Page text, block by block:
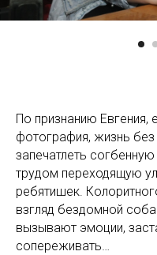
По признанию Евгения,
фотография, жизнь без
запечатлеть
трудом переходящую
ребятишек.
взгляд бездомной
вызывают эмоции,
сопереживать…